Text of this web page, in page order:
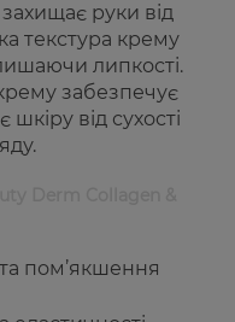
руки від
текстура крему
липкості.
забезпечує
від сухості
пом’якшення